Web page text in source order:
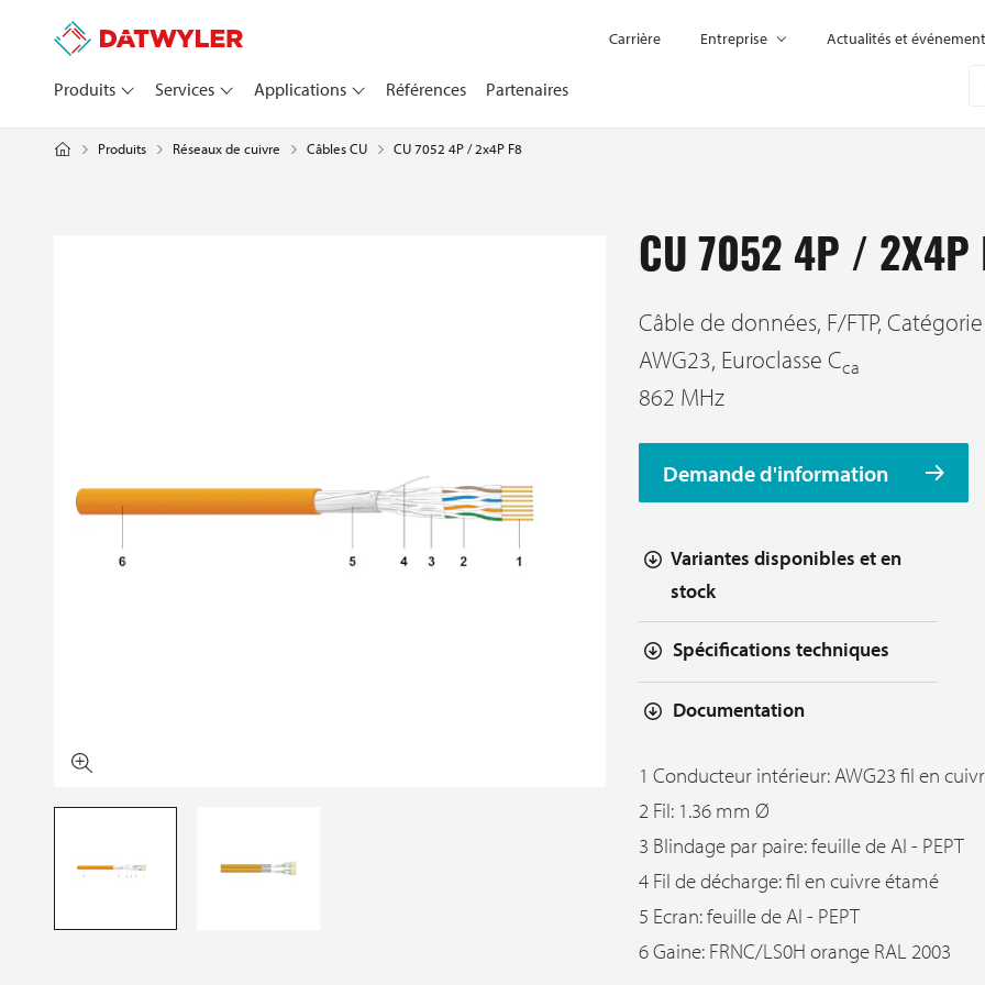
Produits Services Applications Références Partenaires
Carrière Entreprise Actualités et
Produits Réseaux de cuivre Câbles CU CU 7052 4P / 2x4P F8
CU 7052 4P / 2X4P
Câble de données, F/FTP,
AWG23, Euroclasse Cca
862 MHz
Demande d'information
Variantes disponibles et en
stock
Spécifications techniques
Documentation
1 Conducteur intérieur: AWG23 fil en
2 Fil: 1.36 mm Ø
3 Blindage par paire: feuille de Al - PEPT
4 Fil de décharge: fil en cuivre étamé
5 Ecran: feuille de Al - PEPT
6 Gaine: FRNC/LS0H orange RAL 2003